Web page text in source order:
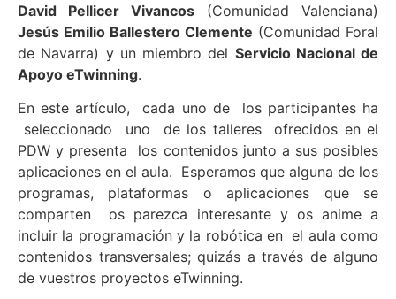
David Pellicer Vivancos (Comunidad Valenciana)
Jesús Emilio Ballestero Clemente (Comunidad Foral
de Navarra) y un miembro del Servicio Nacional de
Apoyo eTwinning.
En este artículo, cada uno de los participantes ha
seleccionado uno de los talleres ofrecidos en el
PDW y presenta los contenidos junto a sus posibles
aplicaciones en el aula. Esperamos que alguna de los
programas, plataformas o aplicaciones que se
comparten os parezca interesante y os anime a
incluir la programación y la robótica en el aula como
contenidos transversales; quizás a través de alguno
de vuestros proyectos eTwinning.